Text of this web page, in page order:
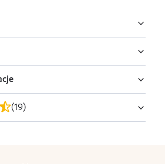
rajstopy damskie classic z
Lycra w technologii oplatanej
majteczkową ładnie zaznaczoną,z
w palcach,z efektem
użytkowania,elastyczne,
górną, zwiększającą trwałość
LYCRA®.
ODPOWIEDZIALNY
Produkcyjne
(19)